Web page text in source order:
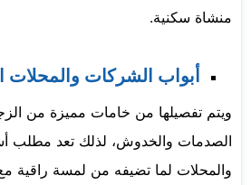
منشاة سكنية.
أبواب الشركات والمحلات
ويتم تفصيلها من خامات مميزة من
الصدمات والخدوش، لذلك تعد مطلب
والمحلات لما تضيفه من لمسة راقية